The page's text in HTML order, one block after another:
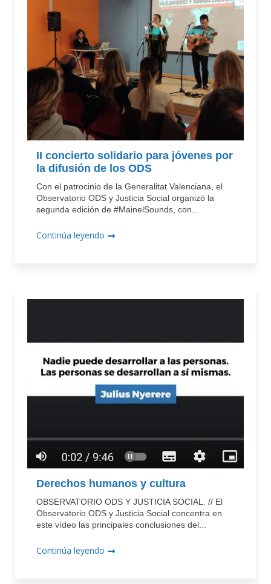
II concierto solidario para jóvenes por
la difusión de los ODS
Con el patrocinio de la Generalitat Valenciana, el
Observatorio ODS y Justicia Social organizó la
segunda edición de #MainelSounds, con...
Continúa leyendo
Derechos humanos y cultura
OBSERVATORIO ODS Y JUSTICIA SOCIAL. // El
Observatorio ODS y Justicia Social concentra en
este vídeo las principales conclusiones del...
Continúa leyendo